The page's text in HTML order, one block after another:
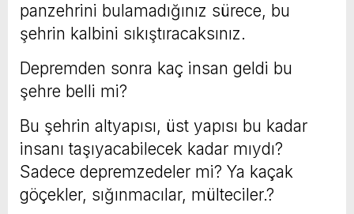
panzehrini bulamadığınız sürece, bu
şehrin kalbini sıkıştıracaksınız.
Depremden sonra kaç insan geldi bu
şehre belli mi?
Bu şehrin altyapısı, üst yapısı bu kadar
insanı taşıyacabilecek kadar mıydı?
Sadece depremzedeler mi? Ya kaçak
göçekler, sığınmacılar, mülteciler.?